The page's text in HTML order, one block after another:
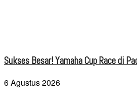
Sukses Besar! Yamaha Cup Race di
6 Agustus 2026